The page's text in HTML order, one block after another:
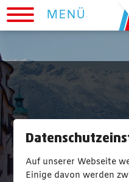
Auf unserer Webseite
Einige davon werden
MENÜ